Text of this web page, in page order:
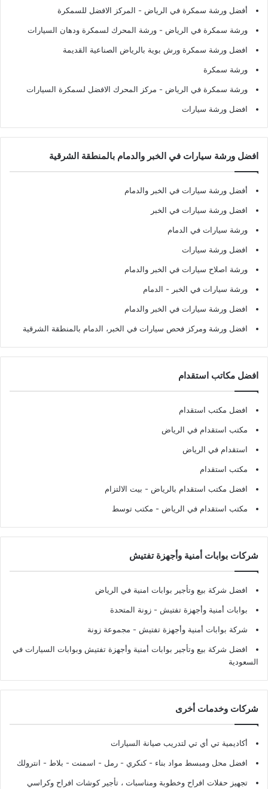
أفضل ورشة سمكرة في الرياض - المركز الافضل للسمكرة
ورشة سمكرة في الرياض - ورشة المحرك لسمكرة ودهان السيارات
افضل ورشة سمكرة ورش بوية بالرياض الصناعية القديمة
ورشة سمكرة
ورشة سمكرة في الرياض - مركز المحرك الافضل لسمكرة السيارات
افضل ورشة سيارات
افضل ورشة سيارات في الخبر والدمام بالمنطقة الشرقية
أفضل ورشة سيارات في الخبر والدمام
افضل ورشة سيارات في الخبر
ورشة سيارات في الدمام
افضل ورشة سيارات
ورشة اصلاح سيارات في الخبر والدمام
ورشة سيارات في الخبر - الدمام
افضل ورشة سيارات في الخبر والدمام
افضل ورشة ومركز فحص سيارات في الخبر، الدمام بالمنطقة الشرقية
افضل مكاتب استقدام
افضل مكتب استقدام
مكتب استقدام في الرياض
استقدام في الرياض
مكتب استقدام
افضل مكتب استقدام بالرياض - بيت الالتزام
مكتب استقدام في الرياض - مكتب توسط
شركات بوابات أمنية وأجهزة تفتيش
افضل شركة بيع وتأجير بوابات امنية في الرياض
بوابات أمنية وأجهزة تفتيش - زونة المتحدة
شركة بوابات أمنية وأجهزة تفتيش - مجموعة زونة
افضل شركة بيع وتأجير بوابات أمنية وأجهزة تفتيش وبوابات السيارات في
السعودية
شركات وخدمات أخرى
أكاديمية تي أي تي لتدريب صيانة السيارات
افضل محل ومبسط مواد بناء - كنكري - رمل - اسمنت - بلاط - انترولك
تجهيز حفلات افراح وخطوبة ومناسبات ، تأجير كوشات افراح وكراسي